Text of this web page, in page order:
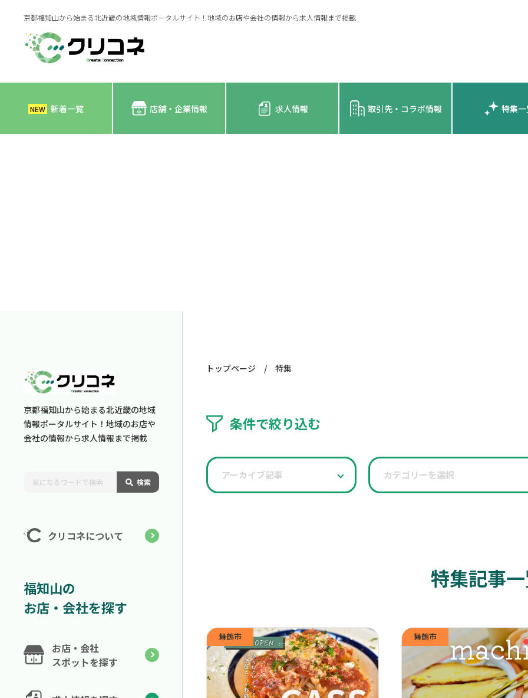
京都福知山から始まる北近畿の地域情報ポータルサイト！地域のお店や会社の情報から求人情報まで掲載
NEW 新着一覧 店舗・企業情報 求人情報 取引先・コラボ情報 特集一
トップページ / 特集
条件で絞り込む
アーカイブ記事 カテゴリーを選択
特集記事
舞鶴市 舞鶴市
京都福知山から始まる北近畿の地域
情報ポータルサイト！地域のお店や
会社の情報から求人情報まで掲載
検索
クリコネについて
福知山の
お店・会社を探す
お店・会社
スポットを探す